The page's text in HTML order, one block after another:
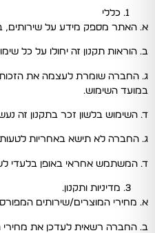
כללי
א. האתר מספק מידע על שירותים,
ב. הוראות תקנון זה יחולו על כל
ג. החברה שומרת לעצמה את הזכות
במועד השימוש.
ד. השימוש בלשון זכר בתקנון זה
ג. החברה לא תישא באחריות
ד. המשתמש אחראי באופן בלעדי
מדיניות ותקנון.
א. מחירי המוצרים/שירותים
ב. החברה רשאית לעדכן את